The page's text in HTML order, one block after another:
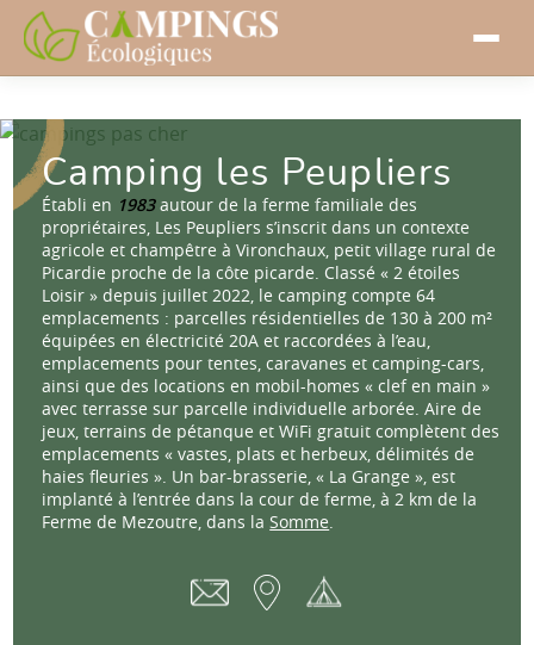
Camping les Peupliers
Établi en 1983autour de la ferme familiale des
propriétaires, Les Peupliers s’inscrit dans un contexte
agricole et champêtre à Vironchaux, petit village rural de
Picardie proche de la côte picarde. Classé « 2 étoiles
Loisir » depuis juillet 2022, le camping compte 64
emplacements : parcelles résidentielles de 130 à 200 m²
équipées en électricité 20A et raccordées à l’eau,
emplacements pour tentes, caravanes et camping-cars,
ainsi que des locations en mobil-homes « clef en main »
avec terrasse sur parcelle individuelle arborée. Aire de
jeux, terrains de pétanque et WiFi gratuit complètent des
emplacements « vastes, plats et herbeux, délimités de
haies fleuries ». Un bar-brasserie, « La Grange », est
implanté à l’entrée dans la cour de ferme, à 2 km de la
Ferme de Mezoutre, dans laSomme